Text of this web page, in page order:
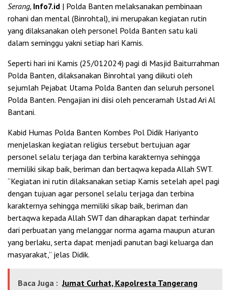
Serang, Info7.id | Polda Banten melaksanakan pembinaan
rohani dan mental (Binrohtal), ini merupakan kegiatan rutin
yang dilaksanakan oleh personel Polda Banten satu kali
dalam seminggu yakni setiap hari Kamis.
Seperti hari ini Kamis (25/012024) pagi di Masjid Baiturrahman
Polda Banten, dilaksanakan Binrohtal yang diikuti oleh
sejumlah Pejabat Utama Polda Banten dan seluruh personel
Polda Banten. Pengajian ini diisi oleh penceramah Ustad Ari Al
Bantani.
Kabid Humas Polda Banten Kombes Pol Didik Hariyanto
menjelaskan kegiatan religius tersebut bertujuan agar
personel selalu terjaga dan terbina karakternya sehingga
memiliki sikap baik, beriman dan bertaqwa kepada Allah SWT.
“Kegiatan ini rutin dilaksanakan setiap Kamis setelah apel pagi
dengan tujuan agar personel selalu terjaga dan terbina
karakternya sehingga memiliki sikap baik, beriman dan
bertaqwa kepada Allah SWT dan diharapkan dapat terhindar
dari perbuatan yang melanggar norma agama maupun aturan
yang berlaku, serta dapat menjadi panutan bagi keluarga dan
masyarakat,” jelas Didik.
Baca Juga : Jumat Curhat, Kapolresta Tangerang